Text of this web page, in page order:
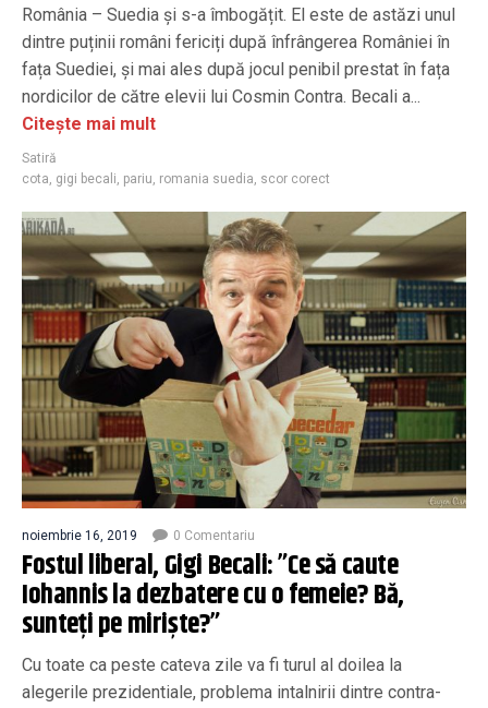
România – Suedia și s-a îmbogățit. El este de astăzi unul
dintre puținii români fericiți după înfrângerea României în
fața Suediei, și mai ales după jocul penibil prestat în fața
nordicilor de către elevii lui Cosmin Contra. Becali a...
Citește mai mult
Satiră
cota, gigi becali, pariu, romania suedia, scor corect
noiembrie 16, 2019 0 Comentariu
Fostul liberal, Gigi Becali: ”Ce să caute
Iohannis la dezbatere cu o femeie? Bă,
sunteți pe miriște?”
Cu toate ca peste cateva zile va fi turul al doilea la
alegerile prezidentiale, problema intalnirii dintre contra-